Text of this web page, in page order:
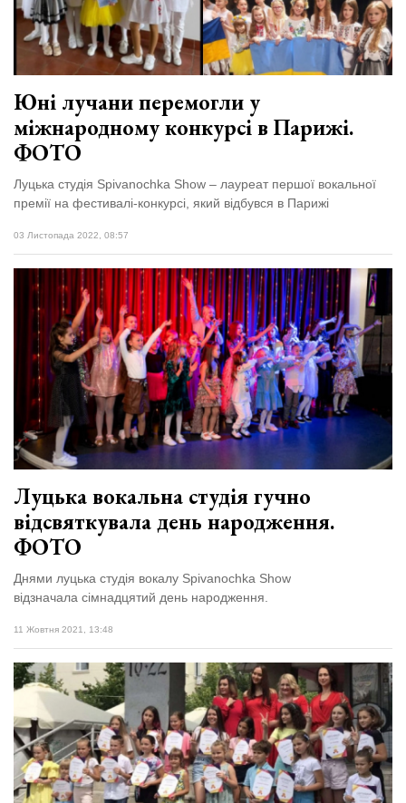
залишив у
Луцьку
три...
27 Липня 2026
716 переглядів
Персона
Лайф
Афіша
Політика конфіденційності
Юні лучани перемогли у
міжнародному конкурсі в Парижі.
ФОТО
Луцька студія Spivanochka Show – лауреат першої вокальної
премії на фестивалі-конкурсі, який відбувся в Парижі
03 Листопада 2022, 08:57
Луцька вокальна студія гучно
відсвяткувала день народження.
ФОТО
Днями луцька студія вокалу Spivanochka Show
відзначала сімнадцятий день народження.
11 Жовтня 2021, 13:48